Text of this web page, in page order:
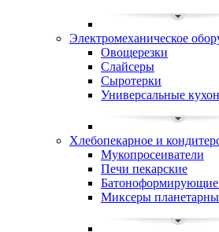
Электромеханическое
Овощерезки
Слайсеры
Сыротерки
Универсальные
Хлебопекарное и
Мукопросеиватели
Печи пекарские
Миксеры